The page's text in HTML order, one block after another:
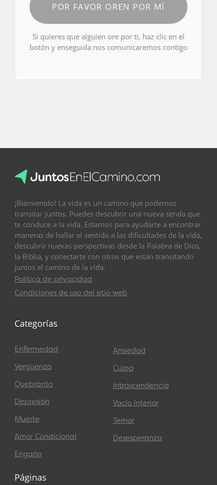
POR FAVOR OREN POR MÍ
Si quieres que alguien ore por ti, haz clic en el
botón y enseguida nos comunicaremos contigo
¡Bienvenido! La vida es un camino que podemos
transitar juntos. Puedes descubrir una nueva senda que
te conduce a la vida. Estamos para ayudarte a encontrar
maneras de hallar el sentido a las dificultades de la vida,
descubrir nuevas perspectivas desde la Palabra de Dios,
la Biblia, y conectarte con otros que están transitando
juntos el camino de la vida.
Política de privacidad
Condiciones de uso del sitio web
Categorías
Enfermedad
Vergüenza
Quebranto
Depresión
Muerte
Amor Condicional
Engaño
Ansiedad
Culpa
Intrascendencia
Vacío Interior
Temor
Desesperanza
Páginas